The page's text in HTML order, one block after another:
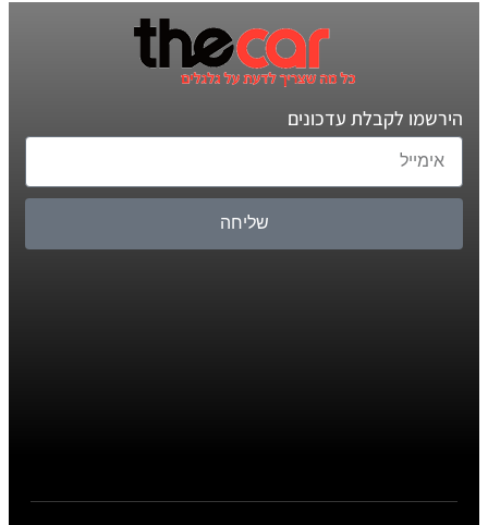
הירשמו לקבלת עדכונים
שליחה